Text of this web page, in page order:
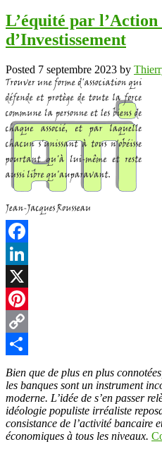
L’équité par
d’Investissement
Posted 7 septembre 2023 by
Facebook
LinkedIn
X
Pinterest
Copy
Link
Partager
Bien que de plus en plus
les banques sont un instrument
moderne. L’idée de s’en passer
idéologie populiste irréaliste
consistance de l’activité bancaire
économiques à tous les niveaux.